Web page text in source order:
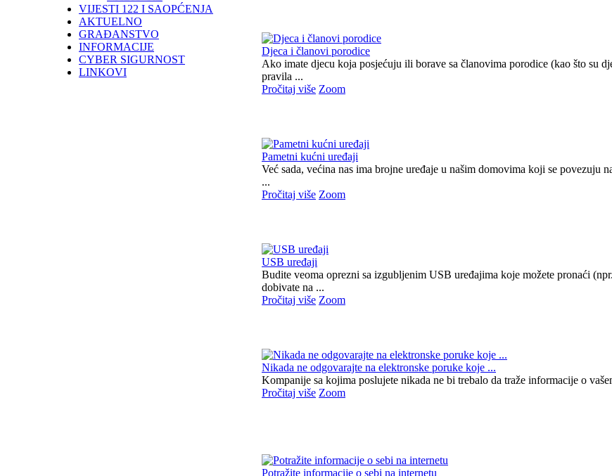
Djeca i članovi porodice
Ako imate djecu koja posjećuju ili borave sa članovima porodice (kao što su
pravila ...
Pročitaj više Zoom
Pametni kućni uređaji
Već sada, većina nas ima brojne uređaje u našim domovima koji se povezuju
...
Pročitaj više Zoom
USB uređaji
Budite veoma oprezni sa izgubljenim USB uređajima koje možete pronaći
dobivate na ...
Pročitaj više Zoom
Nikada ne odgovarajte na elektronske poruke koje ...
Kompanije sa kojima poslujete nikada ne bi trebalo da traže informacije o
Pročitaj više Zoom
Potražite informacije o sebi na internetu
VIJESTI 122 I SAOPĆENJA
AKTUELNO
GRAĐANSTVO
INFORMACIJE
CYBER SIGURNOST
LINKOVI